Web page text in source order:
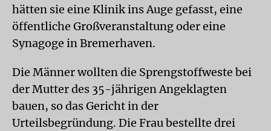
hätten sie eine Klinik ins Auge gefasst, eine
öffentliche Großveranstaltung oder eine
Synagoge in Bremerhaven.
Die Männer wollten die Sprengstoffweste bei
der Mutter des 35-jährigen Angeklagten
bauen, so das Gericht in der
Urteilsbegründung. Die Frau bestellte drei